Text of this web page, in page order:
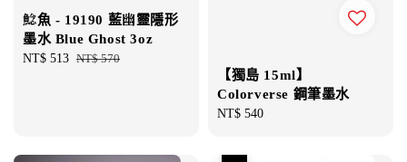
鯰魚 - 19190 藍幽靈隱形
墨水 Blue Ghost 3oz
Sale
NT$ 513 Regular
NT$ 570
【獨島 15ml】
Colorverse 鋼筆墨水
Regular
NT$ 540